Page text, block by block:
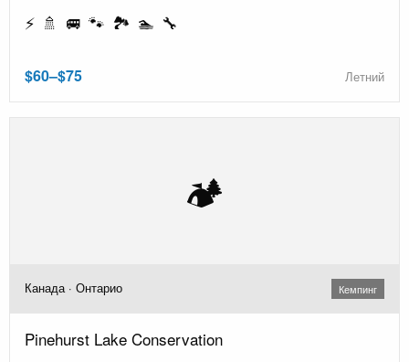
⚡ 🚿 🚐 🐾 🏞️ 🏊 🔧
$60–$75 Летний
🏕️
Канада · Онтарио Кемпинг
Pinehurst Lake Conservation